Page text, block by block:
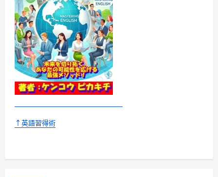
さ
ら
に
読
む
↑英語習得術